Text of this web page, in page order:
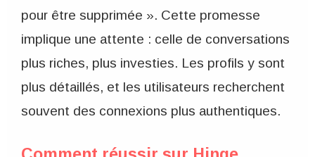
pour être supprimée ». Cette promesse
implique une attente : celle de conversations
plus riches, plus investies. Les profils y sont
plus détaillés, et les utilisateurs recherchent
souvent des connexions plus authentiques.